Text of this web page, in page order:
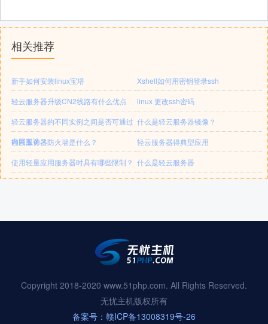
相关推荐
新手如何安装linux宝塔
Xshell如何用密钥登录ssh
轻云服务器升级CN2线路有什么优点
linux 更改ssh密码
轻云服务器的不同实例之间是否可通过
内网互访？
什么是轻云服务器镜像？
轻云服务器防火墙是什么？
轻云服务器得典型应用
使用轻量应用服务器时具有哪些限制？ 什么是轻云服务器
Copyright 2018-2020 www.51php.com. All Rights Reserved.
无忧主机版权所有
备案号：赣ICP备13008319号-26